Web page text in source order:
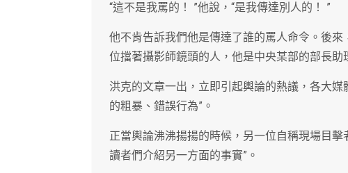
“這不是我罵的！ ”他說，“是我傳達別人的！ ”
他不肯告訴我們他是傳達了誰的罵人命令。後
位擋著攝影師鏡頭的人，他是中央某部的部長助
洪克的文章一出，立即引起輿論的熱議，各大
的粗暴、錯誤行為”。
正當輿論沸沸揚揚的時候，另一位自稱現場目
讀者們介紹另一方面的事實”。